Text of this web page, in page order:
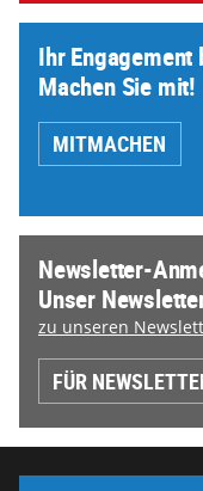
Ihr
Machen Sie mit!
MITMACHEN
Newsletter-
Unser
zu unseren
FÜR